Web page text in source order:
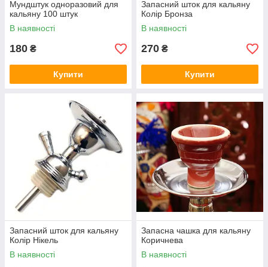
Мундштук одноразовий для
кальяну 100 штук
В наявності
180 ₴
Купити
Запасний шток для кальяну
Колір Бронза
В наявності
270 ₴
Купити
Запасний шток для кальяну
Колір Нікель
В наявності
Запасна чашка для кальяну
Коричнева
В наявності